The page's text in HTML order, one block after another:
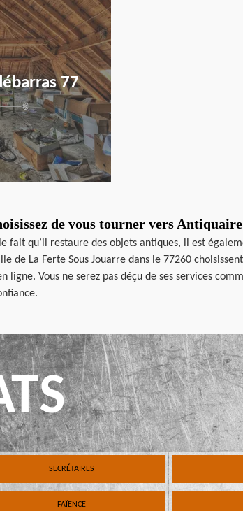
77
de vous tourner vers
qu’il restaure des objets antiques, il est
de La Ferte Sous Jouarre dans le 77260
Vous ne serez pas déçu de ses services
SECRÉTAIRES
FAÏENCE